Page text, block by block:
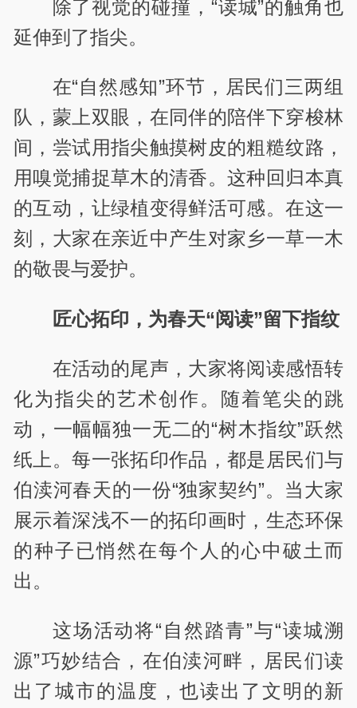
除了视觉的碰撞，“读城”的触角也
延伸到了指尖。
在“自然感知”环节，居民们三两组
队，蒙上双眼，在同伴的陪伴下穿梭林
间，尝试用指尖触摸树皮的粗糙纹路，
用嗅觉捕捉草木的清香。这种回归本真
的互动，让绿植变得鲜活可感。在这一
刻，大家在亲近中产生对家乡一草一木
的敬畏与爱护。
匠心拓印，为春天“阅读”留下指纹
在活动的尾声，大家将阅读感悟转
化为指尖的艺术创作。随着笔尖的跳
动，一幅幅独一无二的“树木指纹”跃然
纸上。每一张拓印作品，都是居民们与
伯渎河春天的一份“独家契约”。当大家
展示着深浅不一的拓印画时，生态环保
的种子已悄然在每个人的心中破土而
出。
这场活动将“自然踏青”与“读城溯
源”巧妙结合，在伯渎河畔，居民们读
出了城市的温度，也读出了文明的新